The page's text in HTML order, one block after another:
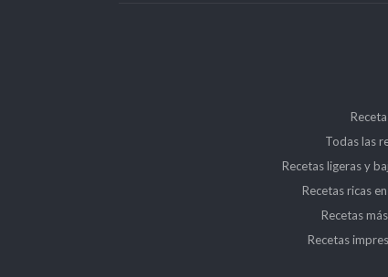
Todas las
Recetas ligeras y
Recetas ricas
Recetas
Recetas